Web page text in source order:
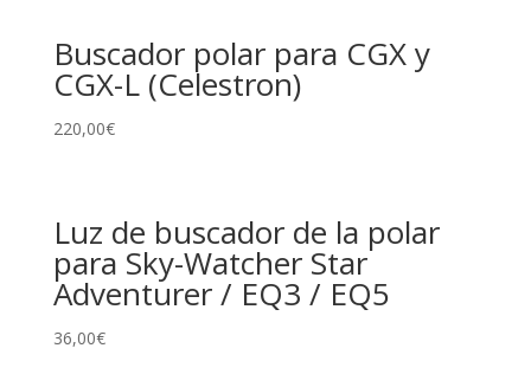
Buscador polar para CGX y
CGX-L (Celestron)
220,00€
Luz de buscador de la polar
para Sky-Watcher Star
Adventurer / EQ3 / EQ5
36,00€